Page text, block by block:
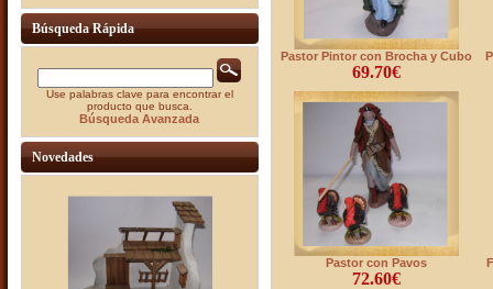
Búsqueda Rápida
Use palabras clave para encontrar el
producto que busca.
Búsqueda Avanzada
Novedades
Pastor Pintor con Brocha y Cubo
69.70€
Pastor con Pavos
72.60€